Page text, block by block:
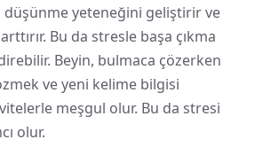
düşünme yeteneğini geliştirir ve
Bu da stresle başa çıkma
Beyin, bulmaca çözerken
ve yeni kelime bilgisi
meşgul olur. Bu da stresi
olur.